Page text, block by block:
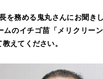
を務める鬼丸さんにお聞き
ムのイチゴ苗「メリクリー
えてください。